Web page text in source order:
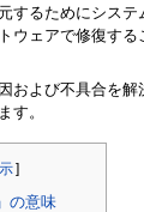
するためにシステ
ウェアで修復する
および不具合を解
す。
]
の意味
click on the